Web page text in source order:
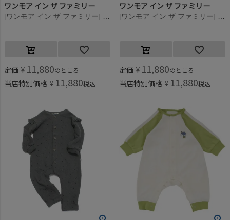
ワンモア イン ザ ファミリー
[ワンモア イン ザ ファミリー] ABEL足つきカバーオール ベージュ(BEG)
定価 ¥ 11,880のところ
当店特別価格 ¥ 11,880税込
ワンモア イン ザ ファミリー
[ワンモア イン ザ ファミリー] BLANCAニットロンパース オールドローズ(ORS)
定価 ¥ 11,880のところ
当店特別価格 ¥ 11,880税込